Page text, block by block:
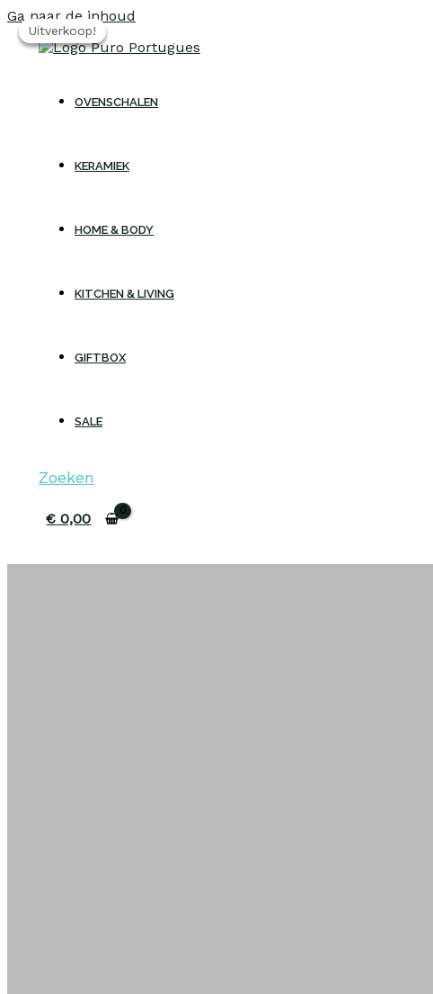
Ga naar de inhoud
OVENSCHALEN
KERAMIEK
HOME & BODY
KITCHEN & LIVING
GIFTBOX
SALE
Zoeken
€ 0,00
Uitverkoop!
Uitverkoop!
Uitverkoop!